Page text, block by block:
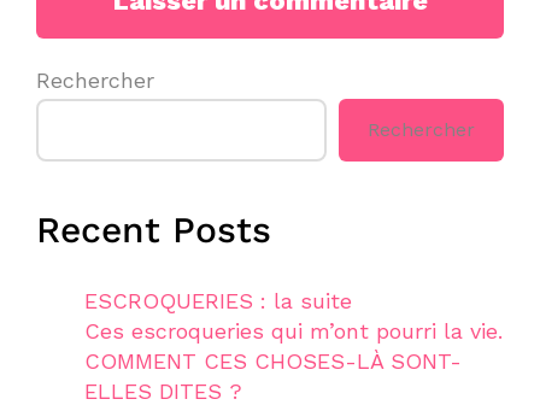
Rechercher
Rechercher
Recent Posts
ESCROQUERIES : la suite
Ces escroqueries qui m’ont pourri la vie.
COMMENT CES CHOSES-LÀ SONT-
ELLES DITES ?